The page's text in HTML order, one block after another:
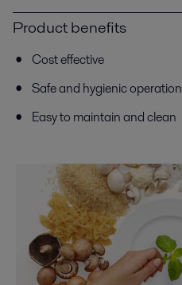
Product benefits
Cost effective
Safe and hygienic operation
Easy to maintain and clean